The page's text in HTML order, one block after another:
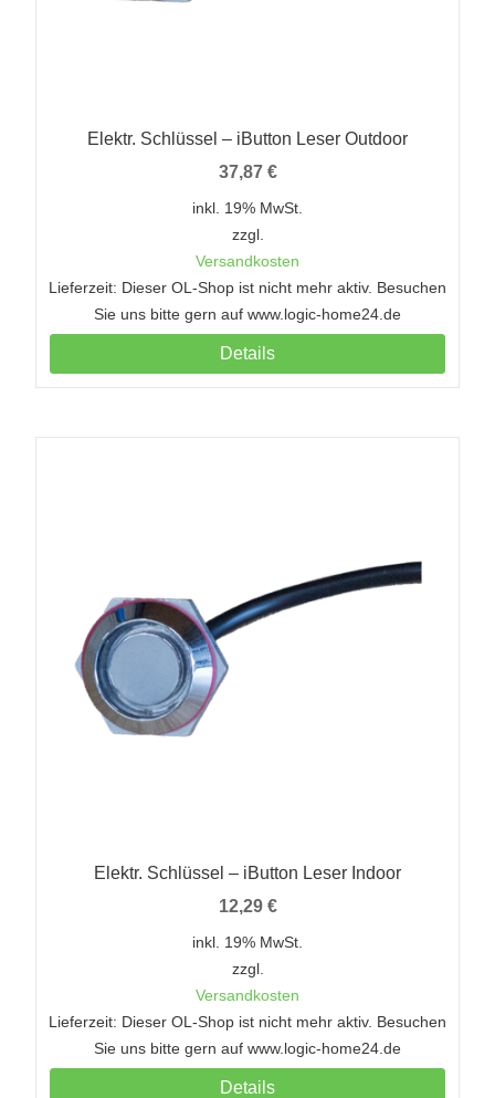
Elektr. Schlüssel – iButton Leser Outdoor
37,87 €
inkl. 19% MwSt.
zzgl.
Versandkosten
Lieferzeit: Dieser OL-Shop ist nicht mehr aktiv. Besuchen
Sie uns bitte gern auf www.logic-home24.de
Details
Elektr. Schlüssel – iButton Leser Indoor
12,29 €
inkl. 19% MwSt.
zzgl.
Versandkosten
Lieferzeit: Dieser OL-Shop ist nicht mehr aktiv. Besuchen
Sie uns bitte gern auf www.logic-home24.de
Details